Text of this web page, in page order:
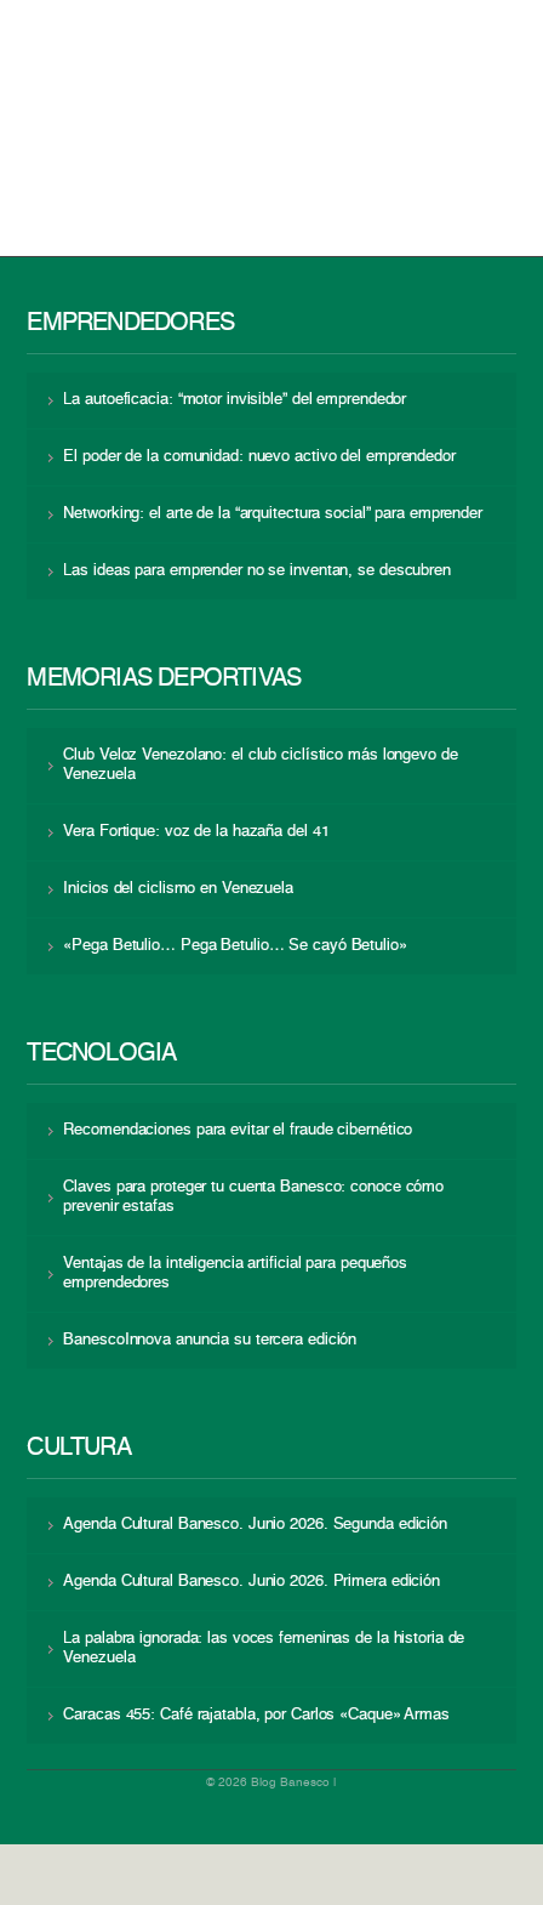
EMPRENDEDORES
La autoeficacia: “motor invisible” del emprendedor
El poder de la comunidad: nuevo activo del emprendedor
Networking: el arte de la “arquitectura social” para emprender
Las ideas para emprender no se inventan, se descubren
MEMORIAS DEPORTIVAS
Club Veloz Venezolano: el club ciclístico más longevo de
Venezuela
Vera Fortique: voz de la hazaña del 41
Inicios del ciclismo en Venezuela
«Pega Betulio… Pega Betulio… Se cayó Betulio»
TECNOLOGÍA
Recomendaciones para evitar el fraude cibernético
Claves para proteger tu cuenta Banesco: conoce cómo
prevenir estafas
Ventajas de la inteligencia artificial para pequeños
emprendedores
BanescoInnova anuncia su tercera edición
CULTURA
Agenda Cultural Banesco. Junio 2026. Segunda edición
Agenda Cultural Banesco. Junio 2026. Primera edición
La palabra ignorada: las voces femeninas de la historia de
Venezuela
Caracas 455: Café rajatabla, por Carlos «Caque» Armas
© 2026 Blog Banesco |